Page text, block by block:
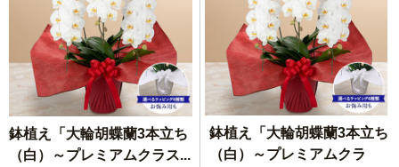
鉢植え「大輪胡蝶蘭3本立ち
（白）～プレミアムクラス...
鉢植え「大輪胡蝶蘭3本立ち
（白）～プレミアムクラ